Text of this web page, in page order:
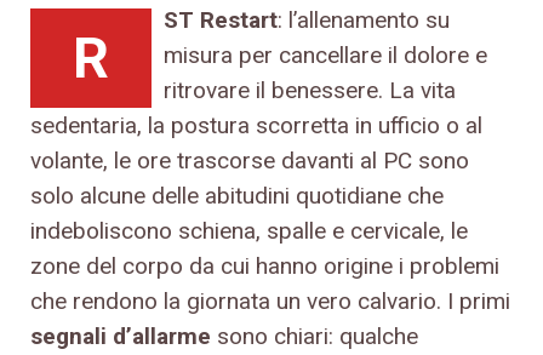
R
ST Restart: l’allenamento su
misura per cancellare il dolore e
ritrovare il benessere. La vita
sedentaria, la postura scorretta in ufficio o al
volante, le ore trascorse davanti al PC sono
solo alcune delle abitudini quotidiane che
indeboliscono schiena, spalle e cervicale, le
zone del corpo da cui hanno origine i problemi
che rendono la giornata un vero calvario. I primi
segnali d’allarme sono chiari: qualche